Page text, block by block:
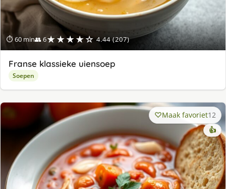
⏱ 60 min👥 6★★★★☆ 4.44 (207)
Franse klassieke uiensoep
Soepen
Maak favoriet12
👍